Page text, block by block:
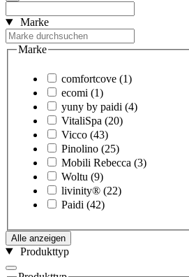
Marke
Marke
comfortcove (1)
ecomi (1)
yuny by paidi (4)
VitaliSpa (20)
Vicco (43)
Pinolino (25)
Mobili Rebecca (3)
Woltu (9)
livinity® (22)
Paidi (42)
Alle anzeigen
Produkttyp